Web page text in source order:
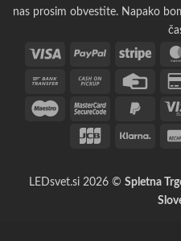
nas prosim obvestite. Napako
Visa
PayPal Stripe
Bank
Cash
Pickup
Credit
Maestro MasterCard
JCB Klarna
LEDsvet.si 2026 © Spletna